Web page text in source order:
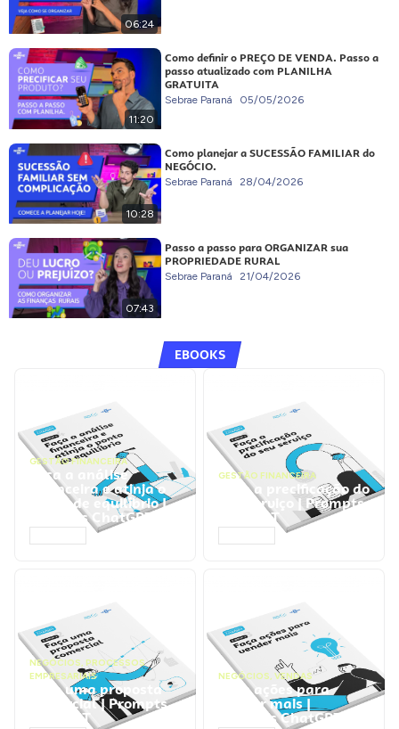
06:24
11:20
Como definir o PREÇO DE VENDA. Passo a
passo atualizado com PLANILHA
GRATUITA
Sebrae Paraná 05/05/2026
10:28
Como planejar a SUCESSÃO FAMILIAR do
NEGÓCIO.
Sebrae Paraná 28/04/2026
07:43
Passo a passo para ORGANIZAR sua
PROPRIEDADE RURAL
Sebrae Paraná 21/04/2026
EBOOKS
GESTÃO FINANCEIRA
Faça a análise
financeira e atinja o
ponto de equilíbrio |
Prompts ChatGPT
GESTÃO FINANCEIRA
Faça a precificação do
seu serviço | Prompts
ChatGPT
NEGÓCIOS, PROCESSOS
EMPRESARIAIS
Faça uma proposta
comercial | Prompts
ChatGPT
NEGÓCIOS, VENDAS
Faça ações para
vender mais |
Prompts ChatGPT